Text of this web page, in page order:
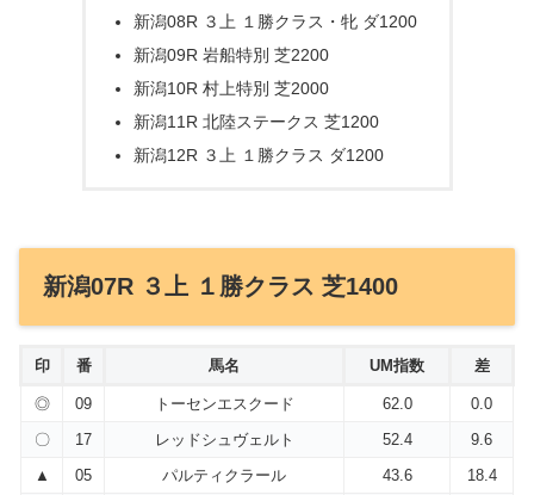
新潟08R ３上 １勝クラス・牝 ダ1200
新潟09R 岩船特別 芝2200
新潟10R 村上特別 芝2000
新潟11R 北陸ステークス 芝1200
新潟12R ３上 １勝クラス ダ1200
新潟07R ３上 １勝クラス 芝1400
印 番 馬名 UM指数 差
◎ 09 トーセンエスクード 62.0
0.0
〇
17 レッドシュヴェルト 52.4
9.6
▲
05 パルティクラール 43.6
18.4